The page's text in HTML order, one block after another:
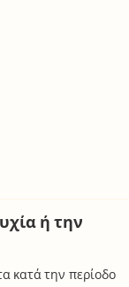
ή την
κατά την περίοδο